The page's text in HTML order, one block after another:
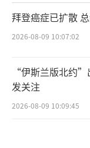
拜登癌症已扩散
2026-08-09 10:07:02
“伊斯兰版北约”
发关注
2026-08-09 10:09:45